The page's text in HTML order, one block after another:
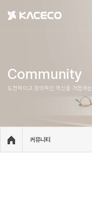
Community
도전적이고 창의적인 혁신을 거듭하
커뮤니티